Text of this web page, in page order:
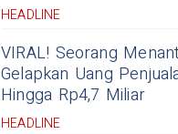
HEADLINE
VIRAL! Seorang
Gelapkan Uang
Hingga Rp4,7 Miliar
HEADLINE